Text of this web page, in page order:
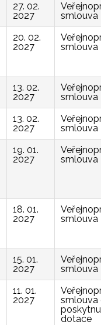
27. 02.
2027
smlouva
20. 02.
2027
smlouva
13. 02.
2027
smlouva
13. 02.
2027
smlouva
19. 01.
2027
smlouva
18. 01.
2027
smlouva
15. 01.
2027
smlouva
11. 01.
2027
smlouva
dotace